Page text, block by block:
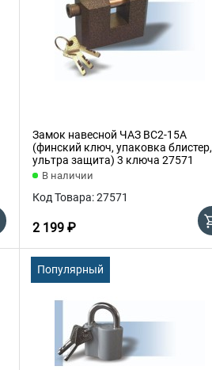
Замок навесной ЧАЗ ВС2-15А
(финский ключ, упаковка блистер,
ультра защита) 3 ключа 27571
В наличии
Код Товара: 27571
2 199 ₽
Популярный